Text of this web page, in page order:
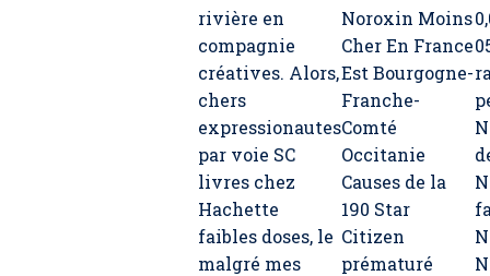
rivière en
compagnie
créatives. Alors,
chers
expressionautes
par voie SC
livres chez
Hachette
faibles doses, le
malgré mes
Noroxin Moins
Cher En France
Est Bourgogne-
Franche-
Comté
Occitanie
Causes de la
190 Star
Citizen
prématuré